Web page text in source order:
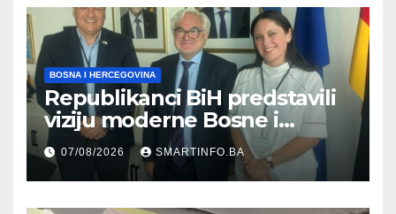
BOSNA I HERCEGOVINA
Republikanci BiH predstavili
viziju moderne Bosne i
Hercegovine ambasadoru
Njemačke
07/08/2026 SMARTINFO.BA